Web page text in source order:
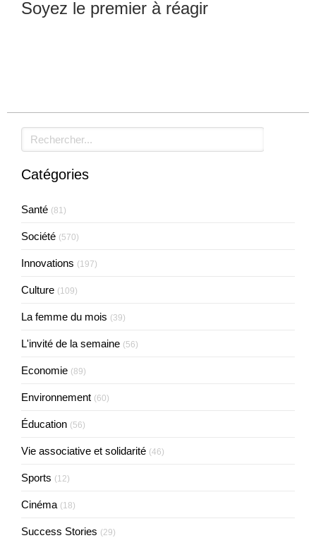
Soyez le premier à réagir
Rechercher
Catégories
Santé (81)
Société (570)
Innovations (197)
Culture (109)
La femme du mois (39)
L'invité de la semaine (56)
Economie (89)
Environnement (60)
Éducation (56)
Vie associative et solidarité (46)
Sports (12)
Cinéma (18)
Success Stories (29)